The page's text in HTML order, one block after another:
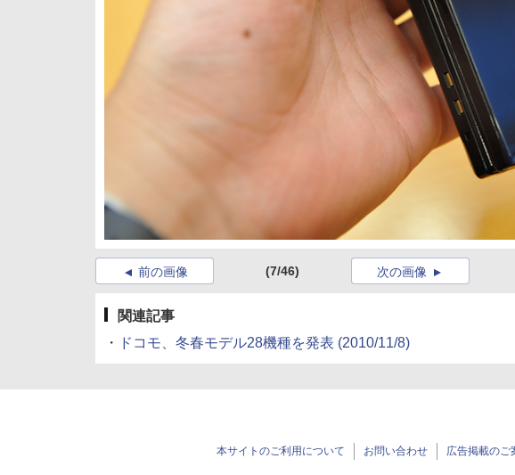
前の画像 (7/46) 次の画像
関連記事
・
ドコモ、冬春モデル28機種を発表 (2010/11/8)
本サイトのご利用について お問い合わせ 広告掲載のご